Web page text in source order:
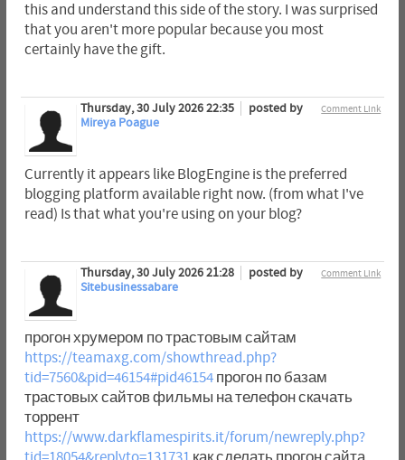
this and understand this side of the story. I was surprised
that you aren't more popular because you most
certainly have the gift.
Comment Link
Thursday, 30 July 2026 22:35
posted by
Mireya Poague
Currently it appears like BlogEngine is the preferred
blogging platform available right now. (from what I've
read) Is that what you're using on your blog?
Comment Link
Thursday, 30 July 2026 21:28
posted by
Sitebusinessabare
прогон хрумером по трастовым сайтам
https://teamaxg.com/showthread.php?
tid=7560&pid=46154#pid46154прогон по базам
трастовых сайтов фильмы на телефон скачать
торрент
https://www.darkflamespirits.it/forum/newreply.php?